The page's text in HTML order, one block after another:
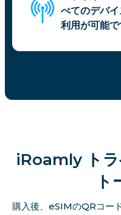
べてのデバ
利用が可能で
iRoamly ト
ト
購入後、eSIMのQRコー